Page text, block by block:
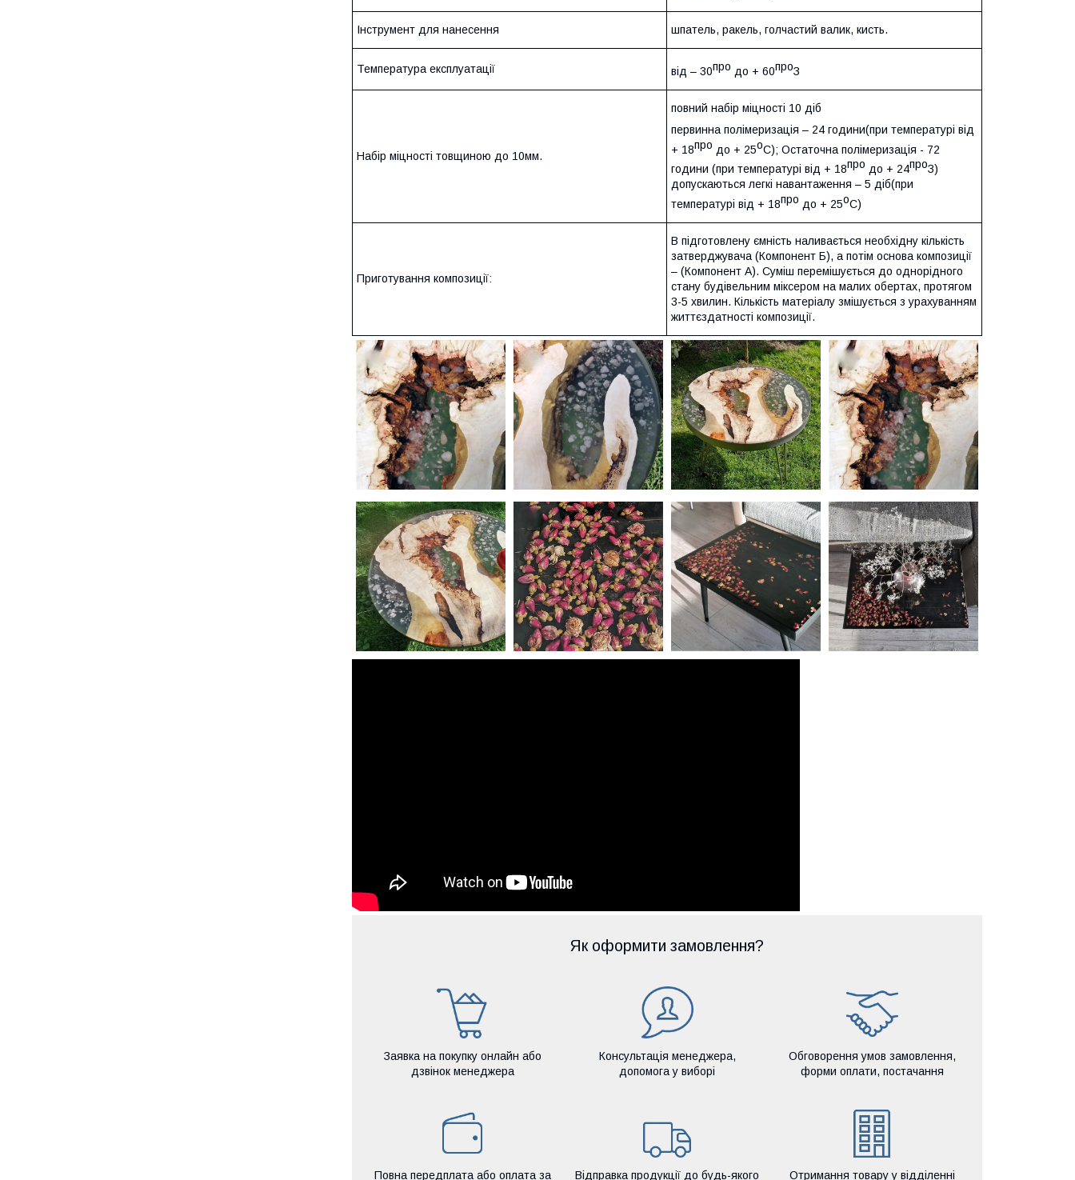
Інструмент для нанесення шпатель, ракель, голчастий валик, кисть.
Температура експлуатації від – 30про до + 60проЗ
Набір міцності товщиною до 10мм.
повний набір міцності 10 діб
первинна полімеризація – 24 години(при температурі від
+ 18про до + 25оС); Остаточна полімеризація - 72
години (при температурі від + 18про до + 24проЗ)
допускаються легкі навантаження – 5 діб(при
температурі від + 18про до + 25оС)
Приготування композиції:
В підготовлену ємність наливається необхідну кількість
затверджувача (Компонент Б), а потім основа композиції
– (Компонент А). Суміш перемішується до однорідного
стану будівельним міксером на малих обертах, протягом
3-5 хвилин. Кількість матеріалу змішується з урахуванням
життєздатності композиції.
Як оформити замовлення?
Заявка на покупку онлайн або
дзвінок менеджера
Консультація менеджера,
допомога у виборі
Обговорення умов замовлення,
форми оплати, постачання
Повна передплата або оплата за Відправка продукції до будь-якого Отримання товару у відділенні